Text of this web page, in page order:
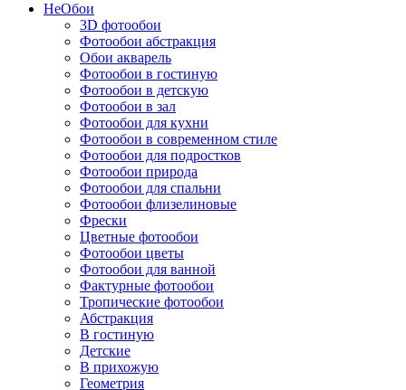
НеОбои
3D фотообои
Фотообои абстракция
Обои акварель
Фотообои в гостиную
Фотообои в детскую
Фотообои в зал
Фотообои для кухни
Фотообои в современном стиле
Фотообои для подростков
Фотообои природа
Фотообои для спальни
Фотообои флизелиновые
Фрески
Цветные фотообои
Фотообои цветы
Фотообои для ванной
Фактурные фотообои
Тропические фотообои
Абстракция
В гостиную
Детские
В прихожую
Геометрия